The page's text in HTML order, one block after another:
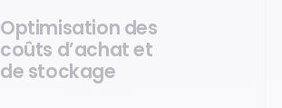
Optimisation des
coûts d’achat et
de stockage